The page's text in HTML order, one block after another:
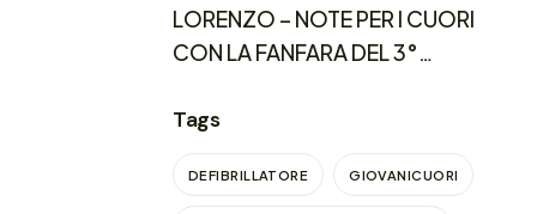
LORENZO – NOTE PER I CUORI
CON LA FANFARA DEL 3°
LOMBARDIA
Tags
DEFIBRILLATORE GIOVANICUORI